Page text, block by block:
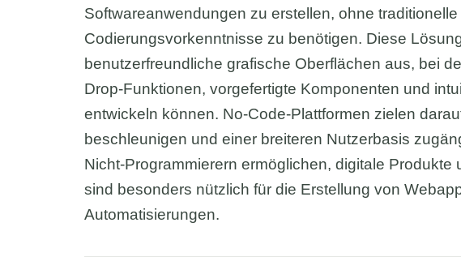
Softwareanwendungen zu erstellen, ohne
Codierungsvorkenntnisse zu benötigen. Diese
benutzerfreundliche grafische Oberflächen aus, bei
Drop-Funktionen, vorgefertigte Komponenten und
entwickeln können. No-Code-Plattformen zielen
beschleunigen und einer breiteren Nutzerbasis
Nicht-Programmierern ermöglichen, digitale
sind besonders nützlich für die Erstellung von
Automatisierungen.